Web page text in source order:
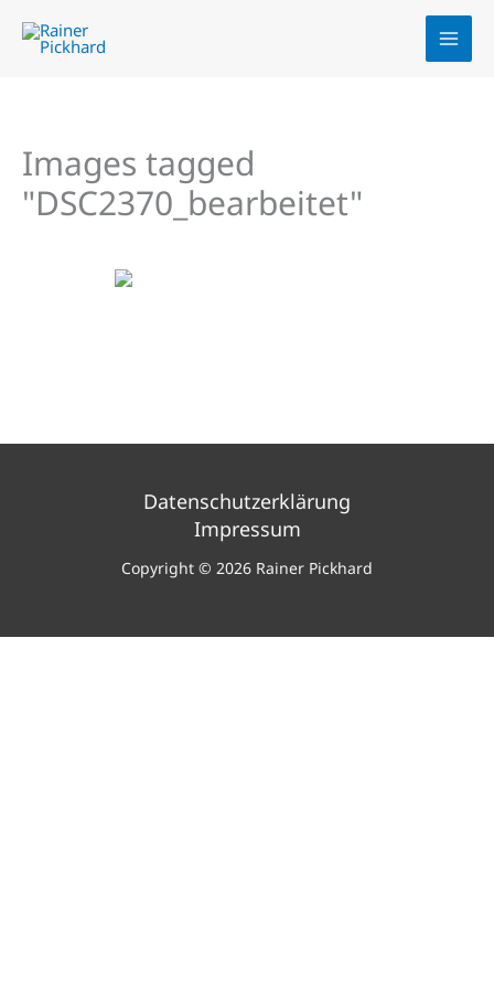
Inhalt
Images tagged
"DSC2370_bearbeitet"
Datenschutzerklärung
Impressum
Copyright © 2026 Rainer Pickhard